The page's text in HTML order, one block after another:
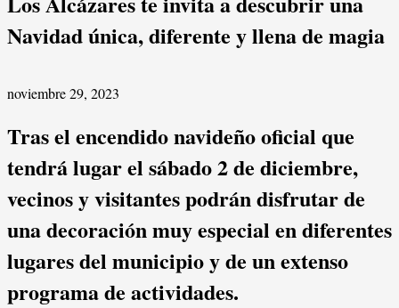
Navidad única, diferente y llena de magia
noviembre 29, 2023
Tras el encendido navideño oficial que
tendrá lugar el sábado 2 de diciembre,
vecinos y visitantes podrán disfrutar de
una decoración muy especial en diferentes
lugares del municipio y de un extenso
programa de actividades.